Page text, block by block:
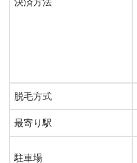
決済方法
脱毛方式
最寄り駅
駐車場